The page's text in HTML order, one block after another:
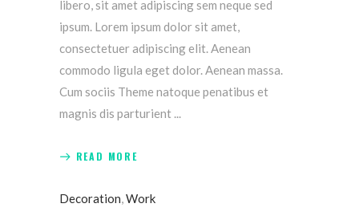
libero, sit amet adipiscing sem neque sed
ipsum. Lorem ipsum dolor sit amet,
consectetuer adipiscing elit. Aenean
commodo ligula eget dolor. Aenean massa.
Cum sociis Theme natoque penatibus et
magnis dis parturient
READ MORE
Decoration,Work